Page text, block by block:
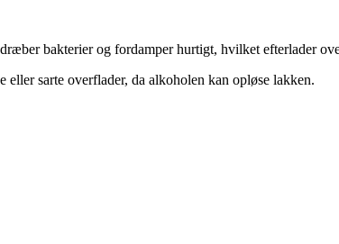
bakterier og fordamper hurtigt, hvilket efterlader
eller sarte overflader, da alkoholen kan opløse lakken.